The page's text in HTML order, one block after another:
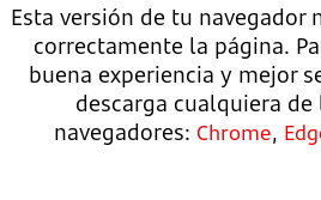
Esta versión de tu navegador
correctamente la página.
buena experiencia y mejor
descarga cualquiera
navegadores: Chrome,